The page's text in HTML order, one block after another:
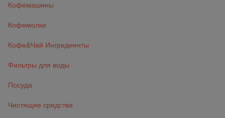
Кофемашины
Кофемолки
Кофе&Чай Ингредиенты
Фильтры для воды
Посуда
Чистящие средства